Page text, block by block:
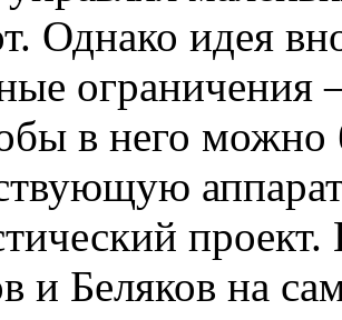
Однако идея
в него можно
и Беляков на